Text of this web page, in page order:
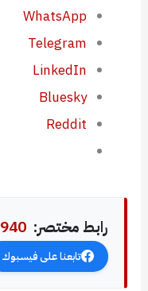
WhatsApp
Telegram
LinkedIn
Bluesky
Reddit
رابط مختصر:
تابعنا على فيسبوك